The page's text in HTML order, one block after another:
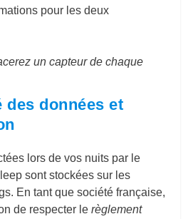
pour les deux
un capteur de chaque
données et
lors de vos nuits par le
sont stockées sur les
En tant que société française,
de respecter lerèglement